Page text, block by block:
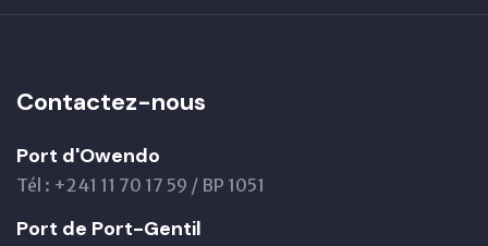
Contactez-nous
Port d'Owendo
Tél : +241 11 70 17 59 / BP 1051
Port de Port-Gentil